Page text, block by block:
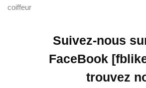
coiffeur
Suivez-nous
FaceBook
trouvez